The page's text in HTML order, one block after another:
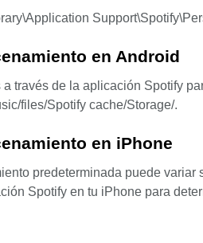
en Android
través de la aplicación Spotify
files/Spotify cache/Storage/.
en iPhone
predeterminada puede
Spotify en tu iPhone para